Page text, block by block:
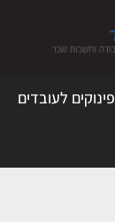
פינוקים לעובדים